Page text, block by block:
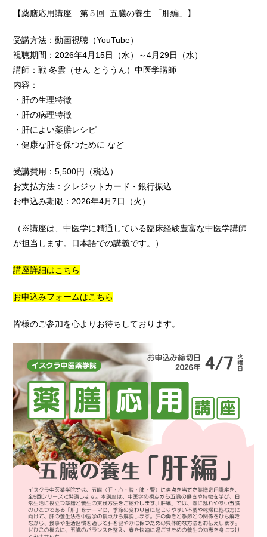
【薬膳応用講座 第５回 五臓の養生 「肝編」】
受講方法：動画視聴（YouTube）
視聴期間：2026年4月15日（水）～4月29日（水）
講師：戦 冬雲（せん とううん）中医学講師
内容：
・肝の生理特徴
・肝の病理特徴
・肝によい薬膳レシピ
・健康な肝を保つために など
受講費用：5,500円（税込）
お支払方法：クレジットカード・銀行振込
お申込み期限：2026年4月7日（火）
（※講座は、中医学に精通している臨床経験豊富な中医学講師
が担当します。日本語での講義です。）
講座詳細はこちら
お申込みフォームはこちら
皆様のご参加を心よりお待ちしております。